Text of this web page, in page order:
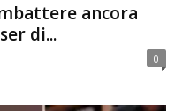
ancora
di...
0